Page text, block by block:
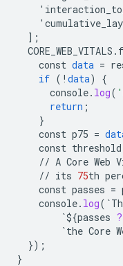
] ;
CORE_WEB_VITALS .
const data =
if ( ! data)
{
console. log(
return ;
}
const p75 =
const threshold
// A Core Web
// its 75th
const passes =
console. log( `
`${passes ?
`the Core
});
}